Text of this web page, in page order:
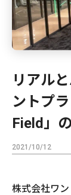
リアル
ントプ
Field」
2021/10/12
株式会社ワ